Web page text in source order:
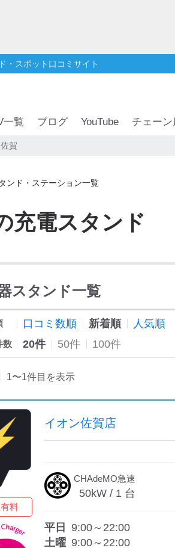
・スポット口コミサイト
一覧 ブログ YouTube チェーン
佐賀
ンド・ステーション一覧
充電スタンド
スタンド一覧
口コミ数順 新着順 人気順
数 20件 50件 100件
1〜1件目を表示
イオン佐賀店
料
CHAdeMO急速
50kW / 1 台
平日
9:00～22:00
土曜 9:00～22:00